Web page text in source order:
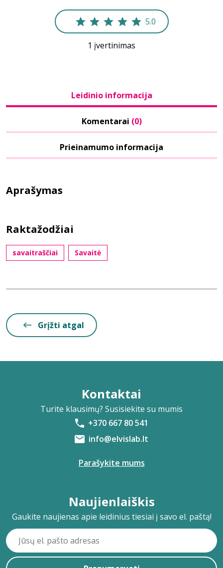
5.0
1 įvertinimas
Leidinio informacija
Komentarai (0)
Prieinamumo informacija
Aprašymas
Raktažodžiai
savaitraščiai Savaitė
Grįžti atgal
Kontaktai
Turite klausimų? Susisiekite su mumis
+370 667 80 541
info@elvislab.lt
Parašykite mums
Naujienlaiškis
Gaukite naujienas apie leidinius tiesiai į savo el. paštą!